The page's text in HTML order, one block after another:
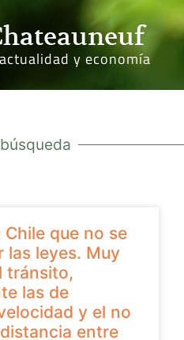
y economía
Chile que no se
las leyes. Muy
tránsito,
las de
y el no
entre